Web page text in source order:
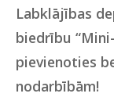
Labklājības
biedrību
pievienoties
nodarbībām!